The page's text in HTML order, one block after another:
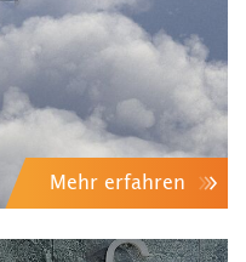
Mehr erfahren